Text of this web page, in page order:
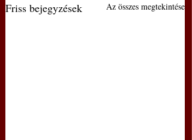
Friss bejegyzések Az összes megtekintése